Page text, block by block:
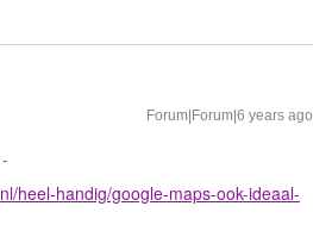
Forum|Forum|6 years ago
heel-handig/google-maps-ook-ideaal-